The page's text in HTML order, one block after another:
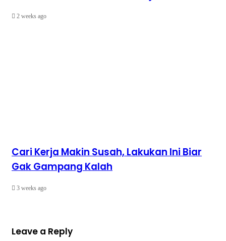
2 weeks ago
Cari Kerja Makin Susah, Lakukan Ini Biar
Gak Gampang Kalah
3 weeks ago
Leave a Reply